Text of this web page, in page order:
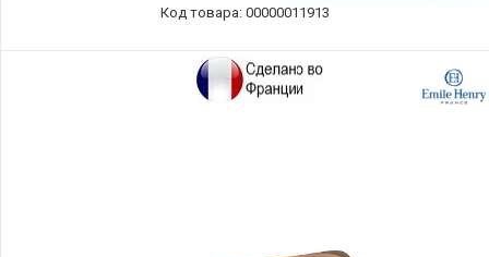
Код товара: 00000011913